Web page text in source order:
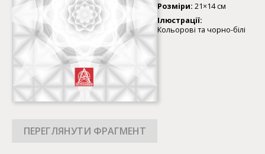
Розміри: 21×14 см
Ілюстрації:
Кольорові та чорно-білі